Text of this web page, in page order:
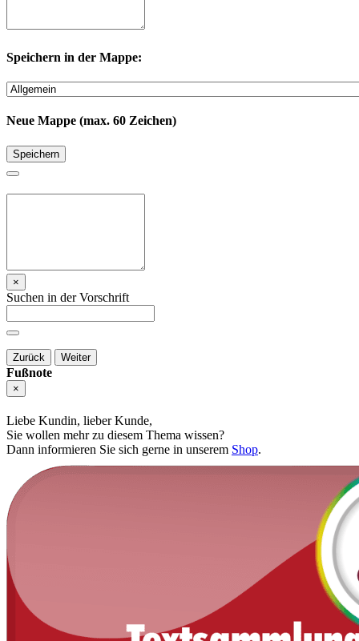
Speichern in der Mappe:
Neue Mappe (max. 60 Zeichen)
Speichern
×
Suchen in der Vorschrift
Zurück Weiter
Fußnote
×
Liebe Kundin, lieber Kunde,
Sie wollen mehr zu diesem Thema wissen?
Dann informieren Sie sich gerne in unserem Shop.